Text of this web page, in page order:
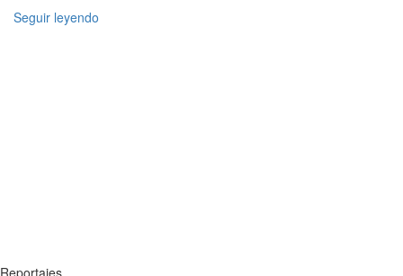
Seguir leyendo
Reportajes